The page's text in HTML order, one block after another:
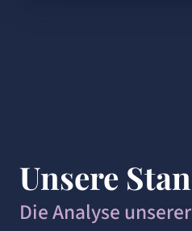
Unsere
Die Analyse